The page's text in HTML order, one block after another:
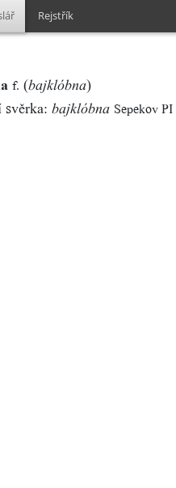
Rejstřík
f. (bajklóbna)
svěrka: bajklóbna Sepekov PI